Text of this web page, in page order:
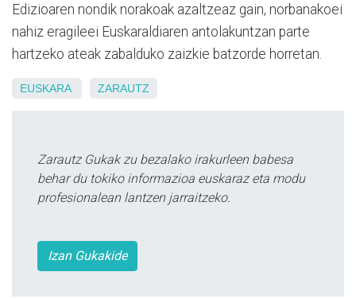
Edizioaren nondik norakoak azaltzeaz gain, norbanakoei
nahiz eragileei Euskaraldiaren antolakuntzan parte
hartzeko ateak zabalduko zaizkie batzorde horretan.
EUSKARA ZARAUTZ
Zarautz Gukak zu bezalako irakurleen babesa
behar du tokiko informazioa euskaraz eta modu
profesionalean lantzen jarraitzeko.
Izan Gukakide